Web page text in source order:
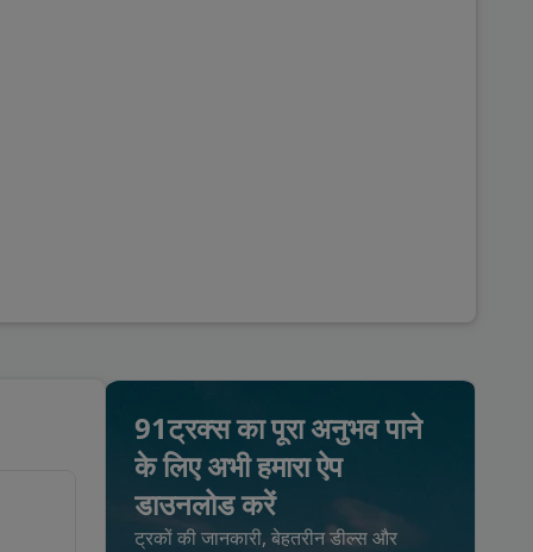
91ट्रक्स का पूरा अनुभव पाने
के लिए अभी हमारा ऐप
डाउनलोड करें
ट्रकों की जानकारी, बेहतरीन डील्स और